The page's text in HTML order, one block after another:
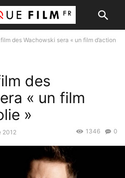
des Wachowski sera « un film d’action
des
« un film
»
2012 0
1346